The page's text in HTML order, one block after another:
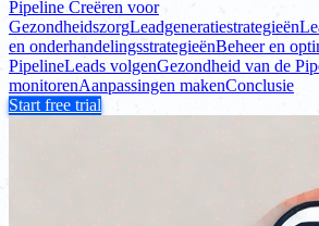
Pipeline Creëren voor
GezondheidszorgLeadgeneratiestrategieën
en onderhandelingsstrategieënBeheer en
PipelineLeads volgenGezondheid van de
monitorenAanpassingen makenConclusie
Start free trial